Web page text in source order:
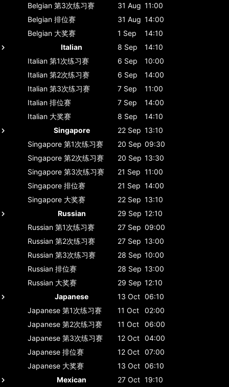
Belgian 第3次练习赛 31 Aug 11:00
Belgian 排位赛 31 Aug 14:00
Belgian 大奖赛 1 Sep
14:10
Italian
8 Sep
14:10
Italian 第1次练习赛 6 Sep
10:00
Italian 第2次练习赛 6 Sep
14:00
Italian 第3次练习赛 7 Sep
11:00
Italian 排位赛 7 Sep
14:00
Italian 大奖赛 8 Sep
14:10
Singapore
22 Sep 13:10
Singapore 第1次练习赛 20 Sep 09:30
Singapore 第2次练习赛 20 Sep 13:30
Singapore 第3次练习赛 21 Sep 11:00
Singapore 排位赛 21 Sep 14:00
Singapore 大奖赛 22 Sep 13:10
Russian
29 Sep 12:10
Russian 第1次练习赛 27 Sep 09:00
Russian 第2次练习赛 27 Sep 13:00
Russian 第3次练习赛 28 Sep 10:00
Russian 排位赛 28 Sep 13:00
Russian 大奖赛 29 Sep 12:10
Japanese
13 Oct 06:10
Japanese 第1次练习赛 11 Oct
02:00
Japanese 第2次练习赛 11 Oct
06:00
Japanese 第3次练习赛 12 Oct 04:00
Japanese 排位赛 12 Oct 07:00
Japanese 大奖赛 13 Oct 06:10
Mexican
27 Oct 19:10